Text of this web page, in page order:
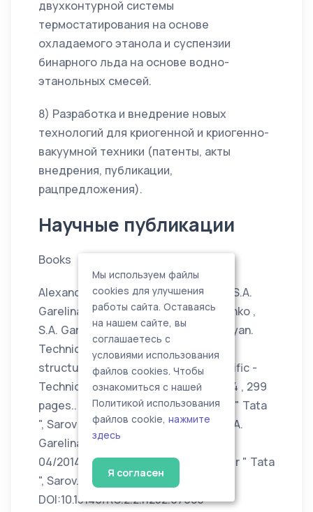
двухконтурной системы
термостатирования на основе
охладаемого этанола и суспензии
бинарного льда на основе водно-
этанольных смесей.
8) Разработка и внедрение новых
технологий для криогенной и криогенно-
вакуумной техники (патенты, акты
внедрения, публикации,
рацпредложения).
Научные публикации
Books
Alexander L. Gusev, K.P. Latyshenko, S.A.
Garelina, M.A. Kazaryan: K.P. Latyshenko ,
S.A. Garelina , A.L. Gusev , M.A. Kazaryan.
Technical evaluation of buildings and
structures . Part 2: Textbook. Scientific -
Technical Center " Tata " , Sarov 2014 , 299
pages.. Scientific - Technical Center " Tata
", Sarov edited by K.P. Latyshenko , S.A.
Garelina , A.L. Gusev , M.A. Kazaryan.,
04/2014; Scientific - Technical Center " Tata
", Sarov., ISBN: 987-5-904105-30-3,
DOI:10.13140/RG.2.2.11232.07686
Мы используем файлы
cookies для улучшения
работы сайта. Оставаясь
на нашем сайте, вы
соглашаетесь с
условиями использования
файлов cookies. Чтобы
ознакомиться с нашей
Политикой использования
файлов cookie, нажмите
здесь
Я согласен